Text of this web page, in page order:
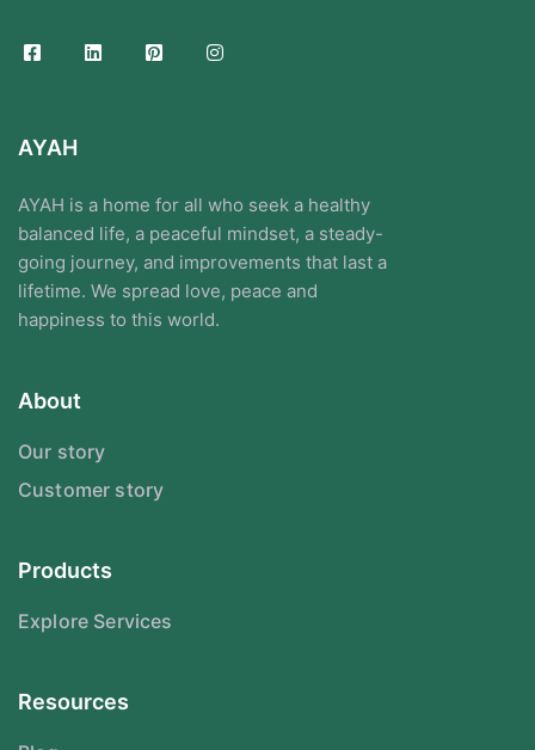
AYAH
AYAH is a home for all who seek a healthy
balanced life, a peaceful mindset, a steady-
going journey, and improvements that last a
lifetime. We spread love, peace and
happiness to this world.
About
Our story
Customer story
Products
Explore Services
Resources